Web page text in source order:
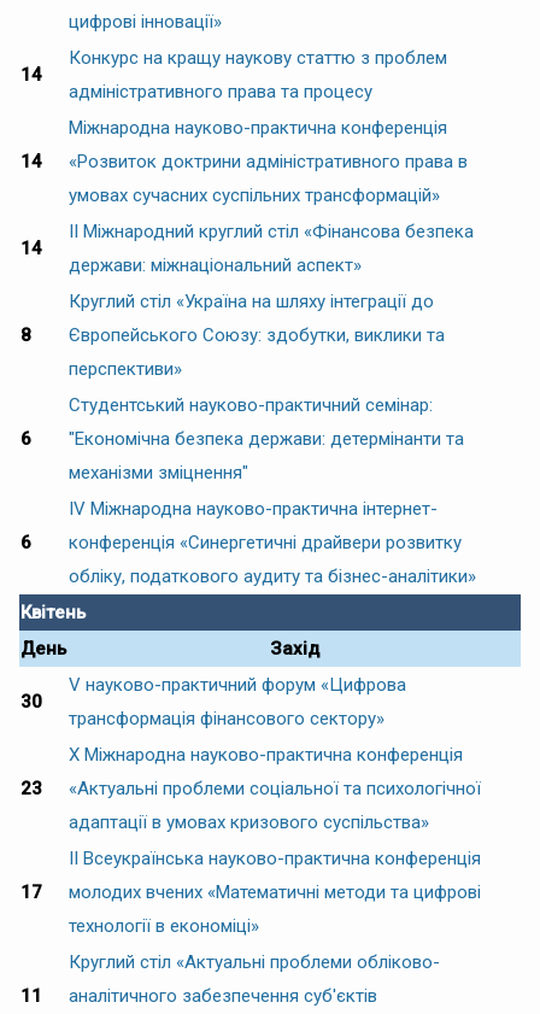
цифрові інновації»
14
Конкурс на кращу наукову статтю з проблем
адміністративного права та процесу
14
Міжнародна науково-практична конференція
«Розвиток доктрини адміністративного права в
умовах сучасних суспільних трансформацій»
14
II Міжнародний круглий стіл «Фінансова безпека
держави: міжнаціональний аспект»
8
Круглий стіл «Україна на шляху інтеграції до
Європейського Союзу: здобутки, виклики та
перспективи»
6
Студентський науково-практичний семінар:
"Економічна безпека держави: детермінанти та
механізми зміцнення"
6
IV Міжнародна науково-практична інтернет-
конференція «Синергетичні драйвери розвитку
обліку, податкового аудиту та бізнес-аналітики»
Квітень
День
Захід
30
V науково-практичний форум «Цифрова
трансформація фінансового сектору»
23
Х Міжнародна науково-практична конференція
«Актуальні проблеми соціальної та психологічної
адаптації в умовах кризового суспільства»
17
ІI Всеукраїнська науково-практична конференція
молодих вчених «Математичні методи та цифрові
технології в економіці»
11
Круглий стіл «Актуальні проблеми обліково-
аналітичного забезпечення суб'єктів